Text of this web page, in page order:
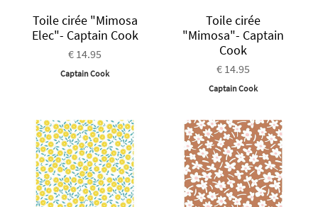
Toile cirée "Mimosa
Elec"- Captain Cook
€ 14.95
Captain Cook
Toile cirée
"Mimosa"- Captain
Cook
€ 14.95
Captain Cook